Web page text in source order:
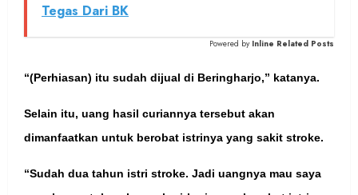
Tegas Dari BK
Powered by Inline Related Posts
“(Perhiasan) itu sudah dijual di Beringharjo,” katanya.
Selain itu, uang hasil curiannya tersebut akan
dimanfaatkan untuk berobat istrinya yang sakit stroke.
“Sudah dua tahun istri stroke. Jadi uangnya mau saya